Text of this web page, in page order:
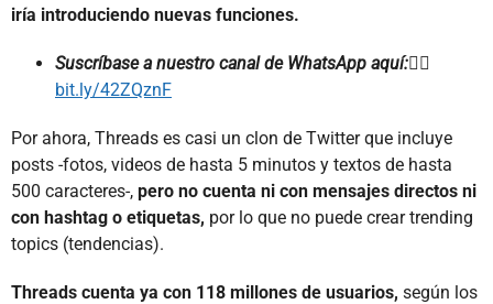
iría introduciendo nuevas funciones.
Suscríbase a nuestro canal de WhatsApp aquí:👉🏻
bit.ly/42ZQznF
Por ahora, Threads es casi un clon de Twitter que incluye
posts -fotos, videos de hasta 5 minutos y textos de hasta
500 caracteres-, pero no cuenta ni con mensajes directos ni
con hashtag o etiquetas, por lo que no puede crear trending
topics (tendencias).
Threads cuenta ya con 118 millones de usuarios, según los